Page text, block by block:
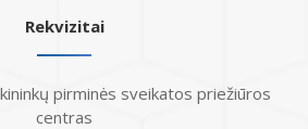
Rekvizitai
pirminės sveikatos priežiūros
centras